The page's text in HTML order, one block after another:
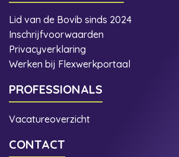
Lid van de Bovib sinds 2024
Inschrijfvoorwaarden
Privacyverklaring
Werken bij Flexwerkportaal
PROFESSIONALS
Vacatureoverzicht
CONTACT